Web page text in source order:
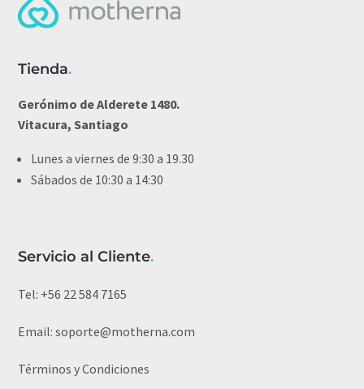
Tienda.
Gerónimo de Alderete 1480.
Vitacura, Santiago
Lunes a viernes de 9:30 a 19.30
Sábados de 10:30 a 14:30
Servicio al Cliente.
Tel: +56 22 584 7165
Email:soporte@motherna.com
Términos y Condiciones